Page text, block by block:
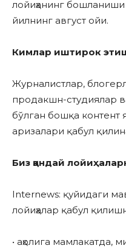
лойиҳанинг бошланиши
йилнинг август ойи.
Кимлар иштирок
Журналистлар,
продакшн-студиялар
бўлган бошқа контент
аризалари қабул
Биз қандай
Internews: қуйидаги
лойиҳалар қабул
• аҳолига мамлакатда,